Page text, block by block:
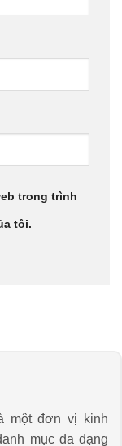
trong trình
tôi.
một đơn vị kinh
mục đa dạng